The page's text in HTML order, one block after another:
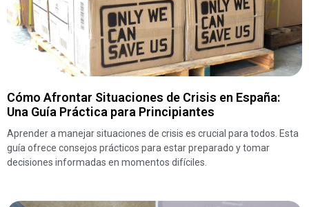
Cómo Afrontar Situaciones de Crisis en España:
Una Guía Práctica para Principiantes
Aprender a manejar situaciones de crisis es crucial para todos. Esta
guía ofrece consejos prácticos para estar preparado y tomar
decisiones informadas en momentos difíciles.